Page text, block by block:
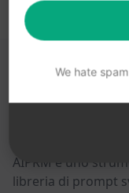
AIPRM è uno
libreria di prompt
We hate